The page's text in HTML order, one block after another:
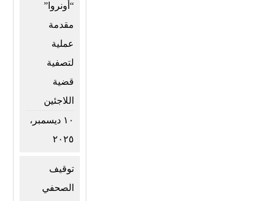
“أونروا”
مقدمة
عملية
لتصفية
قضية
اللاجئين
١٠ ديسمبر،
٢٠٢٥
توقيف
الصحفي